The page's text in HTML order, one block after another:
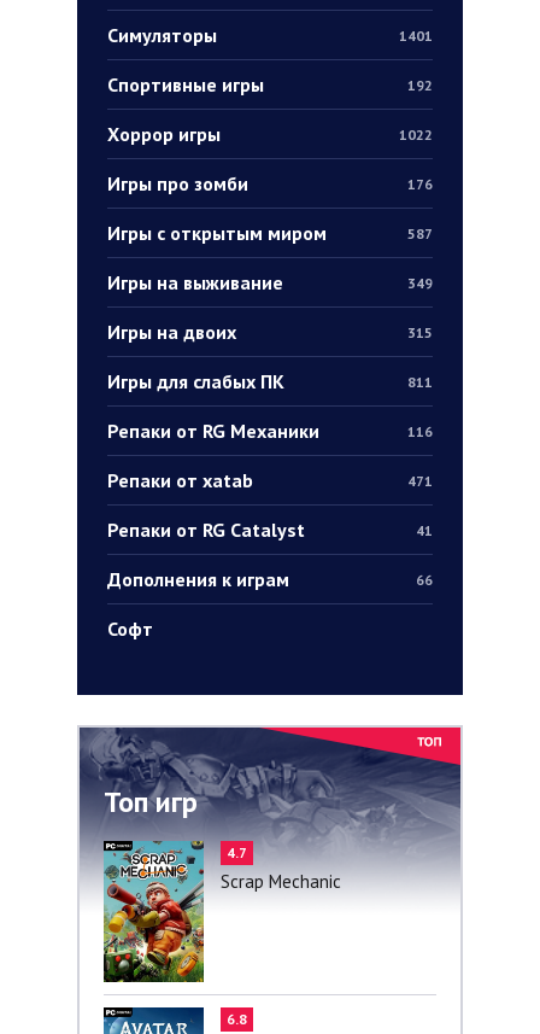
Симуляторы 1401
Спортивные игры 192
Хоррор игры 1022
Игры про зомби 176
Игры с открытым миром 587
Игры на выживание 349
Игры на двоих 315
Игры для слабых ПК 811
Репаки от RG Механики 116
Репаки от xatab 471
Репаки от RG Catalyst 41
Дополнения к играм 66
Софт
Топ игр
4.7
Scrap Mechanic
6.8